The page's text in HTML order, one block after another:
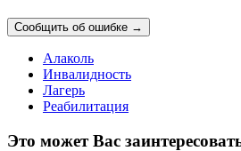
Сообщить об ошибке →
Алаколь
Инвалидность
Лагерь
Реабилитация
Это может Вас